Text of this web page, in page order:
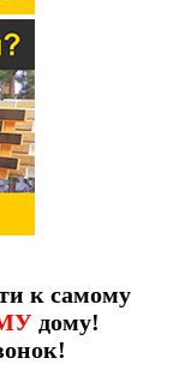
к самому
дому!